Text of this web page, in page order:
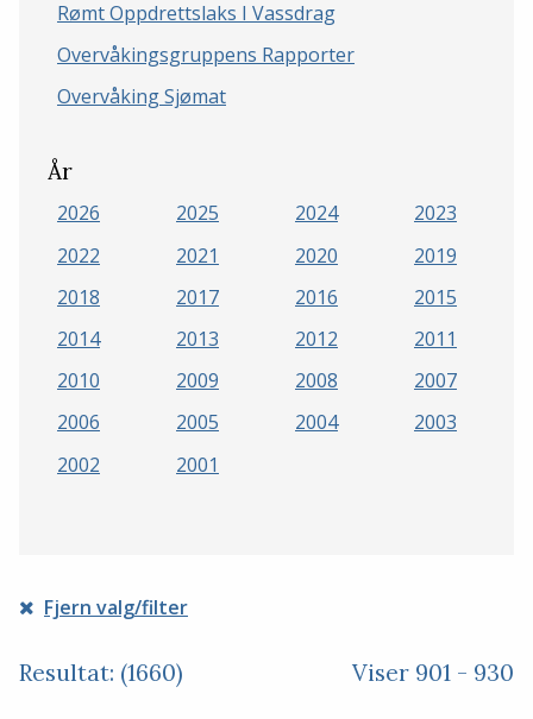
Rømt Oppdrettslaks I Vassdrag
Overvåkingsgruppens Rapporter
Overvåking Sjømat
År
2026 2025 2024
2023
2022
2021 2020
2019
2018
2017 2016
2015
2014
2013 2012
2011
2010
2009 2008
2007
2006
2005 2004
2003
2002
2001
Fjern valg/filter
Resultat: (1660) Viser 901 - 930